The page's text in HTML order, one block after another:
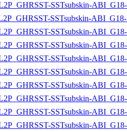
SSTsubskin-
SSTsubskin-
SSTsubskin-
SSTsubskin-
SSTsubskin-
SSTsubskin-
SSTsubskin-
SSTsubskin-
SSTsubskin-
SSTsubskin-